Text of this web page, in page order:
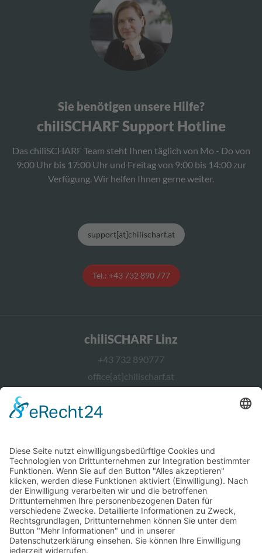
Sie benötigen unsere Hilfe?
chiliSCHARF Support Hotline
Das chiliSCHARF Team steht Ihnen täglich von Mo - Do von
9:00 Uhr bis 17:00 Uhr und Freitag von 9:00 bis 14:00 zur
Verfügung. Wir helfen Ihnen gerne weiter.
support[at]chilischarf.at
Tel.: +43 732 890 777
chiliSCHARF Linz
+43 732 890777
office[at]chilischarf.at
+43 1 2367544
office[at]chilischarf.at
chiliSCHARF Berlin
office[at]chilischarf.de